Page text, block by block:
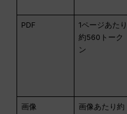
PDF
1ページあたり
約560トーク
ン
画像
画像あたり約